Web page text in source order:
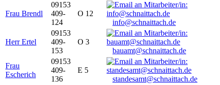
Frau Brendl
09153
409-
124
O 12
info@schnaittach.de
Herr Ertel
09153
409-
153
O 3
bauamt@schnaittach.de
Frau
Escherich
09153
409-
136
E 5
standesamt@schnaittach.de